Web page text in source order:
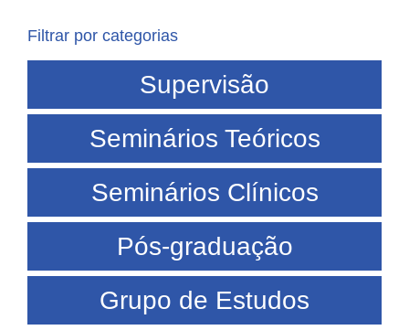
Filtrar por categorias
Supervisão
Seminários Teóricos
Seminários Clínicos
Pós-graduação
Grupo de Estudos